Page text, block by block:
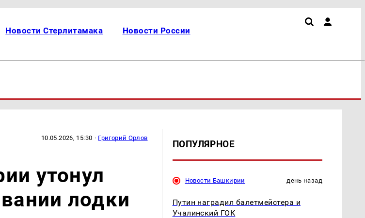
Новости Стерлитамака Новости России
10.05.2026, 15:30 · Григорий Орлов
утонул
лодки
ПОПУЛЯРНОЕ
Новости Башкирии день назад
Путин наградил балетмейстера и
Учалинский ГОК